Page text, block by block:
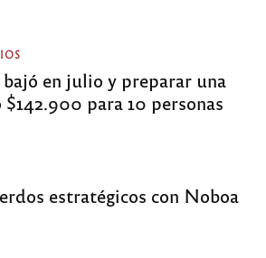
en julio y preparar una
para 10 personas
estratégicos con Noboa